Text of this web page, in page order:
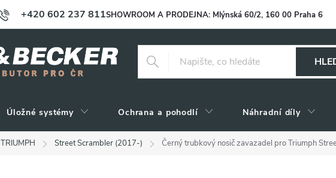
+420 602 237 811SHOWROOM A PRODEJNA: Mlýnská 60/2, 160 00 Praha 6
Úložné systémy Ochrana a pohodlí Náhradní díly
TRIUMPH Street Scrambler (2017-) Černý trubkový nosič zavazadel pro Triumph